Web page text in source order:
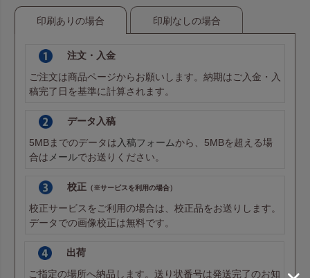
ルラッピングを。
「ソフトバッグスリムS4」は、化粧水やヘアオイル、細長
シンプルな両面不織布構造で軽やかに使え、ギフトラッピン
グや販売用パッケージにも安心してご利用いただけます。
印刷ありの場合 印刷なしの場合
注文・入金
ご注文は商品ページからお願いします。納期はご入金・入
稿完了日を基準に計算されます。
データ入稿
5MBまでのデータは 入稿フォームから、5MBを超える場
合は メールでお送りください。
校正 （※サービスを利用の場合）
校正サービスをご利用の場合は、校正品をお送りします。
データでの画像校正は無料です。
出荷
ご指定の場所へ納品します。送り状番号は発送完了のお知